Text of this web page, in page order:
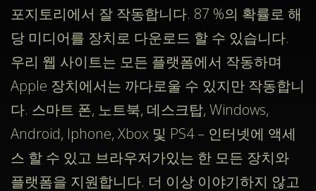
포지토리에서 잘 작동합니다. 87 %의 확률로 해
당 미디어를 장치로 다운로드 할 수 있습니다.
우리 웹 사이트는 모든 플랫폼에서 작동하며
Apple 장치에서는 까다로울 수 있지만 작동합니
다. 스마트 폰, 노트북, 데스크탑, Windows,
Android, Iphone, Xbox 및 PS4 – 인터넷에 액세
스 할 수 있고 브라우저가있는 한 모든 장치와
플랫폼을 지원합니다. 더 이상 이야기하지 않고